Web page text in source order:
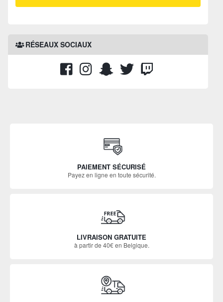
RÉSEAUX SOCIAUX
PAIEMENT SÉCURISÉ
Payez en ligne en toute sécurité.
LIVRAISON GRATUITE
à partir de 40€ en Belgique.